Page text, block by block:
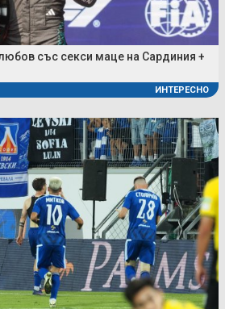
със секси маце на Сардиния +
ИНТЕРЕСНО